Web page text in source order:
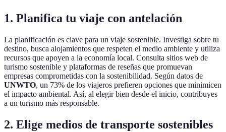
1. Planifica tu viaje con antelación
La planificación es clave para un viaje sostenible. Investiga sobre tu
destino, busca alojamientos que respeten el medio ambiente y utiliza
recursos que apoyen a la economía local. Consulta sitios web de
turismo sostenible y plataformas de reseñas que promuevan
empresas comprometidas con la sostenibilidad. Según datos de
UNWTO, un 73% de los viajeros prefieren opciones que minimicen
el impacto ambiental. Así, al elegir bien desde el inicio, contribuyes
a un turismo más responsable.
2. Elige medios de transporte sostenibles